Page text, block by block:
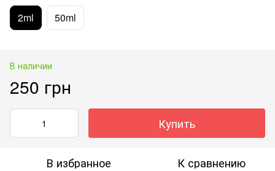
2ml 50ml
В наличии
250 грн
Купить
В избранное К сравнению